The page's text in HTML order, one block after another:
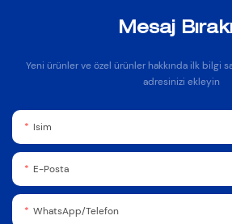
Mesaj
Yeni ürünler ve özel ürünler hakkında ilk bilgi
adresinizi ekleyin
Isim
E-Posta
WhatsApp/Telefon